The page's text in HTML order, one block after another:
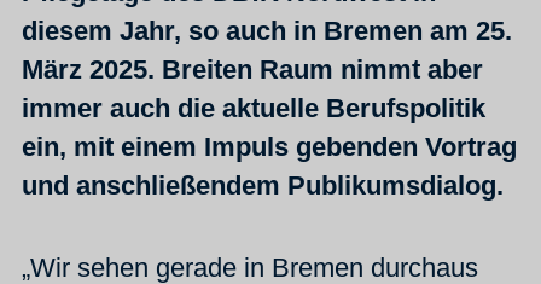
diesem Jahr, so auch in Bremen am 25.
März 2025. Breiten Raum nimmt aber
immer auch die aktuelle Berufspolitik
ein, mit einem Impuls gebenden Vortrag
und anschließendem Publikumsdialog.
„Wir sehen gerade in Bremen durchaus